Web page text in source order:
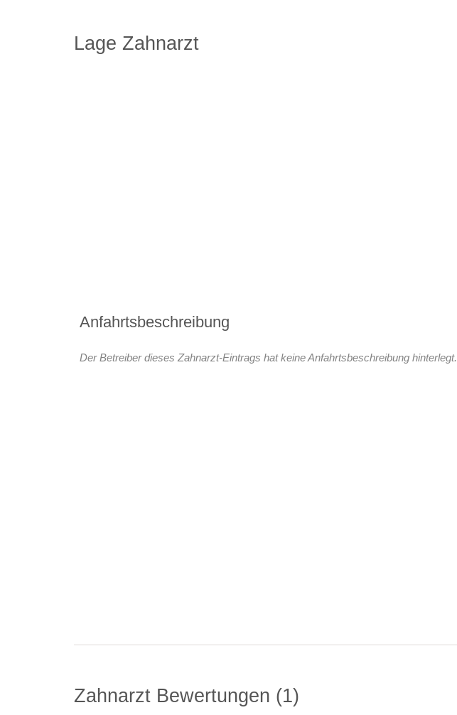
Lage Zahnarzt
Anfahrtsbeschreibung
Der Betreiber dieses Zahnarzt-Eintrags hat keine Anfahrtsbeschreibung hinterlegt.
Zahnarzt Bewertungen 1